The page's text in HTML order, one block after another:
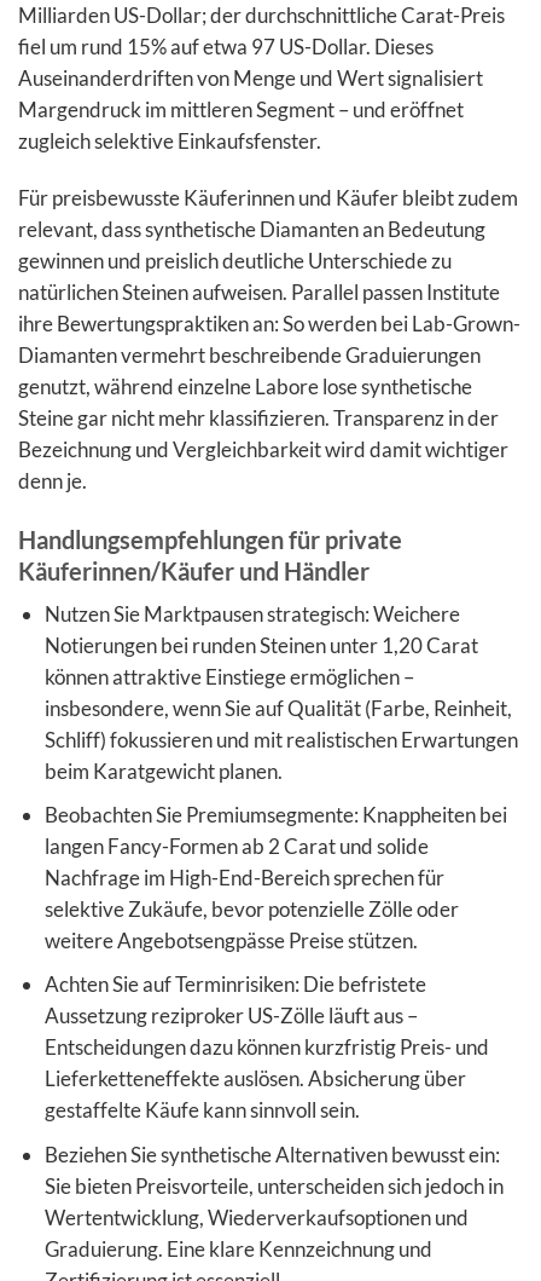
Milliarden US-Dollar; der durchschnittliche Carat-Preis
fiel um rund 15% auf etwa 97 US-Dollar. Dieses
Auseinanderdriften von Menge und Wert signalisiert
Margendruck im mittleren Segment – und eröffnet
zugleich selektive Einkaufsfenster.
Für preisbewusste Käuferinnen und Käufer bleibt zudem
relevant, dass synthetische Diamanten an Bedeutung
gewinnen und preislich deutliche Unterschiede zu
natürlichen Steinen aufweisen. Parallel passen Institute
ihre Bewertungspraktiken an: So werden bei Lab-Grown-
Diamanten vermehrt beschreibende Graduierungen
genutzt, während einzelne Labore lose synthetische
Steine gar nicht mehr klassifizieren. Transparenz in der
Bezeichnung und Vergleichbarkeit wird damit wichtiger
denn je.
Handlungsempfehlungen für private
Käuferinnen/Käufer und Händler
Nutzen Sie Marktpausen strategisch: Weichere
Notierungen bei runden Steinen unter 1,20 Carat
können attraktive Einstiege ermöglichen –
insbesondere, wenn Sie auf Qualität (Farbe, Reinheit,
Schliff) fokussieren und mit realistischen Erwartungen
beim Karatgewicht planen.
Beobachten Sie Premiumsegmente: Knappheiten bei
langen Fancy-Formen ab 2 Carat und solide
Nachfrage im High-End-Bereich sprechen für
selektive Zukäufe, bevor potenzielle Zölle oder
weitere Angebotsengpässe Preise stützen.
Achten Sie auf Terminrisiken: Die befristete
Aussetzung reziproker US-Zölle läuft aus –
Entscheidungen dazu können kurzfristig Preis- und
Lieferketteneffekte auslösen. Absicherung über
gestaffelte Käufe kann sinnvoll sein.
Beziehen Sie synthetische Alternativen bewusst ein:
Sie bieten Preisvorteile, unterscheiden sich jedoch in
Wertentwicklung, Wiederverkaufsoptionen und
Graduierung. Eine klare Kennzeichnung und